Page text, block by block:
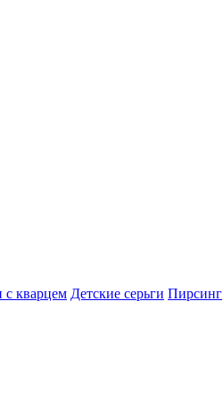
с кварцем Детские серьги Пирсинг